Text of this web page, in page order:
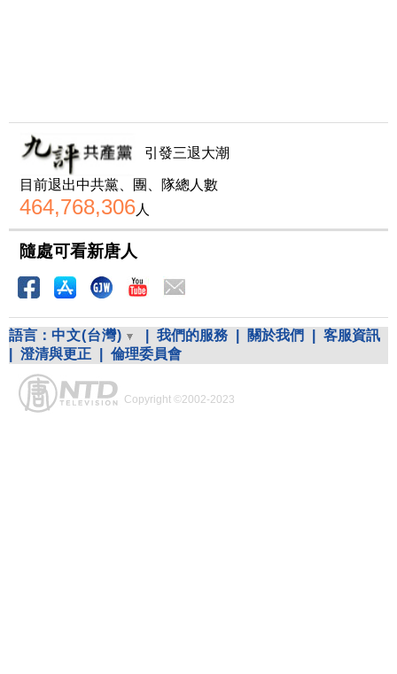
引發三退大潮
目前退出中共黨、團、隊總人數
464,768,306人
隨處可看新唐人
語言： 中文(台灣) 我們的服務 關於我們
客服資訊
澄清與更正 倫理委員會
Copyright ©2002-2023